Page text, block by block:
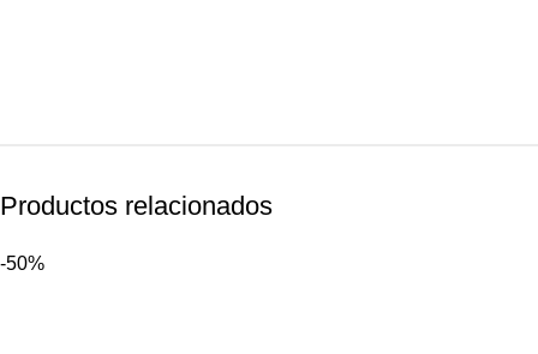
Productos relacionados
-50%